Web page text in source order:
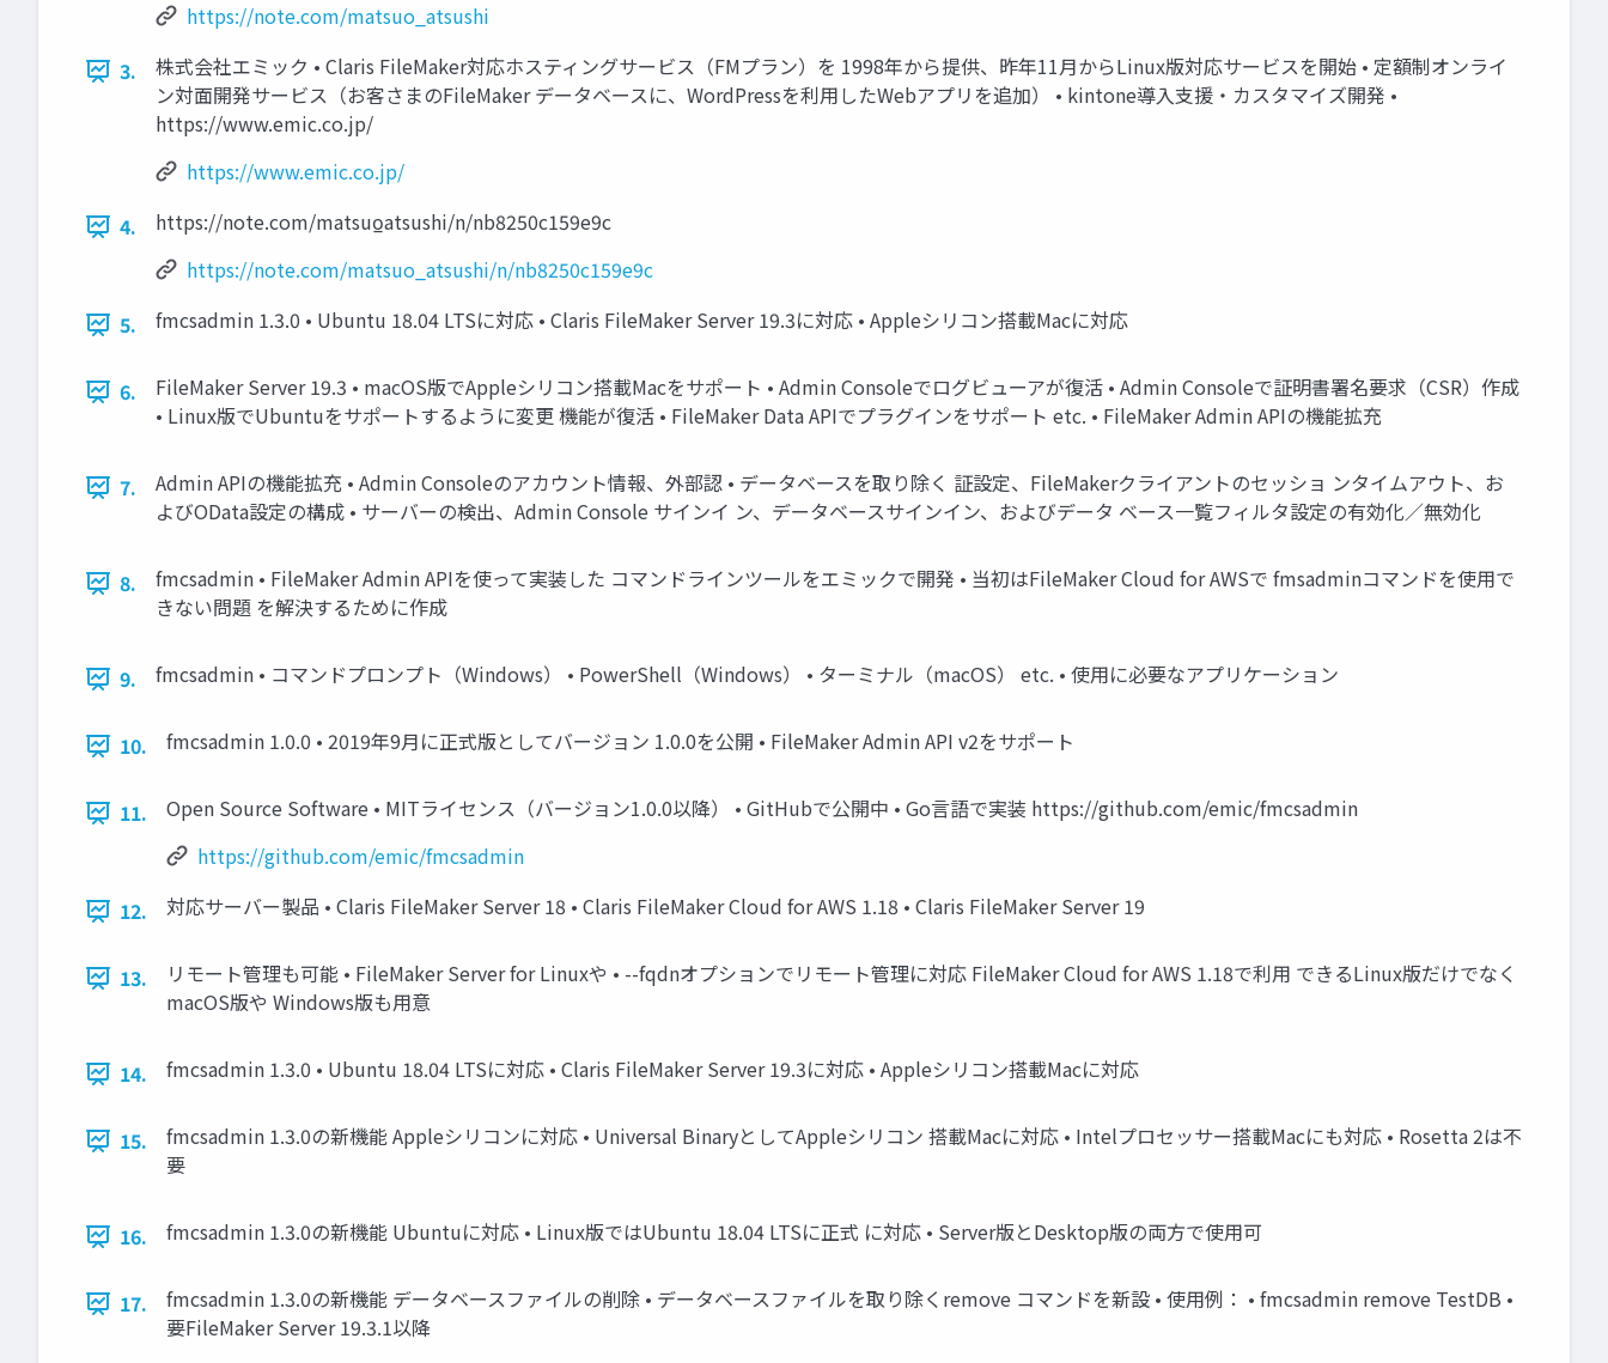
https://note.com/matsuo_atsushi
3.
株式会社エミック • Claris FileMaker対応ホスティングサービス（FMプラン）を 1998年から提供、昨年11月からLinux版対応サービスを開始 • 定額制オンライ
ン対面開発サービス（お客さまのFileMaker データベースに、WordPressを利用したWebアプリを追加） • kintone導入支援・カスタマイズ開発 •
https://www.emic.co.jp/
https://www.emic.co.jp/
4.
https://note.com/matsuo̲atsushi/n/nb8250c159e9c
https://note.com/matsuo_atsushi/n/nb8250c159e9c
5.
fmcsadmin 1.3.0 • Ubuntu 18.04 LTSに対応 • Claris FileMaker Server 19.3に対応 • Appleシリコン搭載Macに対応
6.
FileMaker Server 19.3 • macOS版でAppleシリコン搭載Macをサポート • Admin Consoleでログビューアが復活 • Admin Consoleで証明書署名要求（CSR）作成
• Linux版でUbuntuをサポートするように変更 機能が復活 • FileMaker Data APIでプラグインをサポート etc. • FileMaker Admin APIの機能拡充
7.
Admin APIの機能拡充 • Admin Consoleのアカウント情報、外部認 • データベースを取り除く 証設定、FileMakerクライアントのセッショ ンタイムアウト、お
よびOData設定の構成 • サーバーの検出、Admin Console サインイ ン、データベースサインイン、およびデータ ベース一覧フィルタ設定の有効化／無効化
8.
fmcsadmin • FileMaker Admin APIを使って実装した コマンドラインツールをエミックで開発 • 当初はFileMaker Cloud for AWSで fmsadminコマンドを使用で
きない問題 を解決するために作成
9. fmcsadmin • コマンドプロンプト（Windows） • PowerShell（Windows） • ターミナル（macOS） etc. • 使用に必要なアプリケーション
10. fmcsadmin 1.0.0 • 2019年9月に正式版としてバージョン 1.0.0を公開 • FileMaker Admin API v2をサポート
11.
Open Source Software • MITライセンス（バージョン1.0.0以降） • GitHubで公開中 • Go言語で実装 https://github.com/emic/fmcsadmin
https://github.com/emic/fmcsadmin
12.
対応サーバー製品 • Claris FileMaker Server 18 • Claris FileMaker Cloud for AWS 1.18 • Claris FileMaker Server 19
13.
リモート管理も可能 • FileMaker Server for Linuxや • --fqdnオプションでリモート管理に対応 FileMaker Cloud for AWS 1.18で利用 できるLinux版だけでなく
macOS版や Windows版も用意
14. fmcsadmin 1.3.0 • Ubuntu 18.04 LTSに対応 • Claris FileMaker Server 19.3に対応 • Appleシリコン搭載Macに対応
15.
fmcsadmin 1.3.0の新機能 Appleシリコンに対応 • Universal BinaryとしてAppleシリコン 搭載Macに対応 • Intelプロセッサー搭載Macにも対応 • Rosetta 2は不
要
16. fmcsadmin 1.3.0の新機能 Ubuntuに対応 • Linux版ではUbuntu 18.04 LTSに正式 に対応 • Server版とDesktop版の両方で使用可
17.
fmcsadmin 1.3.0の新機能 データベースファイルの削除 • データベースファイルを取り除くremove コマンドを新設 • 使用例： • fmcsadmin remove TestDB •
要FileMaker Server 19.3.1以降